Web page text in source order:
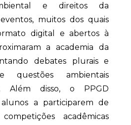
e direitos da
muitos dos quais
digital e abertos à
a academia da
debates plurais e
questões ambientais
Além disso, o PPGD
a participarem de
acadêmicas